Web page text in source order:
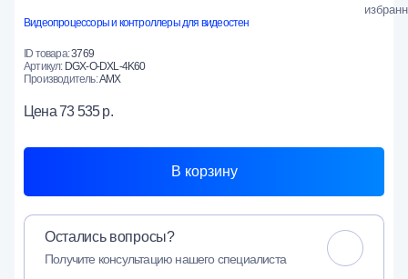
Видеопроцессоры и контроллеры для видеостен
ID товара:3769
Артикул: DGX-O-DXL-4K60
Производитель:AMX
Цена73 535 р.
В корзину
Остались вопросы?
Получите консультацию нашего специалиста